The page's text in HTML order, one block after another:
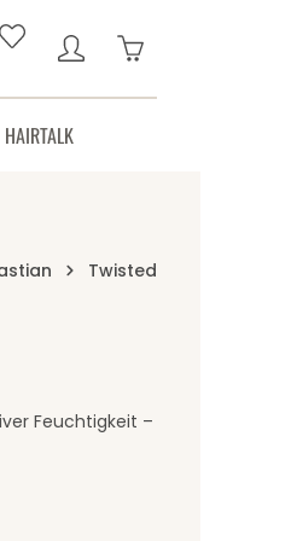
Warenkorb
HAIRTALK
Twisted
Feuchtigkeit –